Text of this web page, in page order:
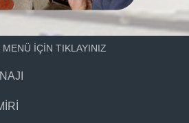
MENÜ İÇİN TIKLAYINIZ